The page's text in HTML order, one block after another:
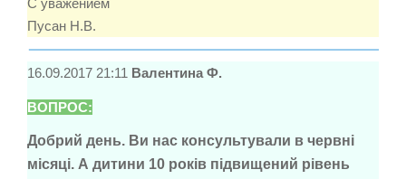
С уважением
Пусан Н.В.
16.09.2017 21:11 Валентина Ф.
ВОПРОС:
Добрий день. Ви нас консультували в червні
місяці. А дитини 10 років підвищений рівень